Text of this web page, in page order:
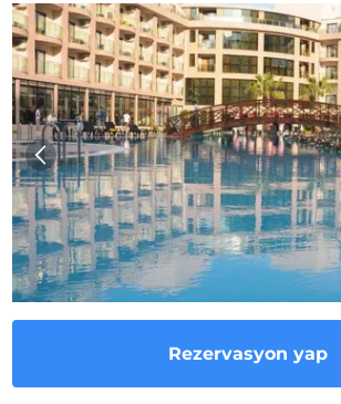
Rezervasyon yap